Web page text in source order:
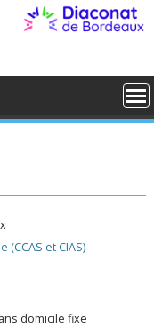
et CIAS)
domicile fixe